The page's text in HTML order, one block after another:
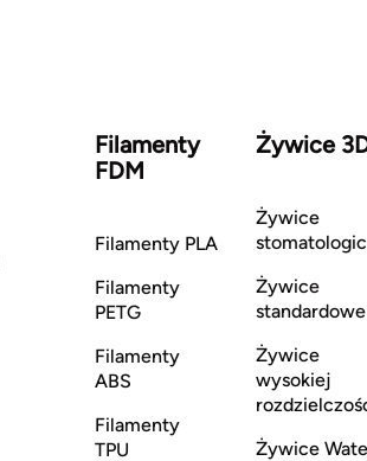
Filamenty
FDM
Filamenty PLA
Filamenty
PETG
Filamenty
ABS
Filamenty
TPU
Żywice
Żywice
Żywice
standardowe
Żywice
wysokiej
Żywice